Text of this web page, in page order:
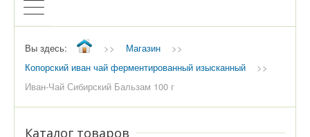
Вы здесь: >> Магазин
>>
Копорский иван чай ферментированный изысканный
>>
Иван-Чай Сибирский Бальзам 100 г
Каталог товаров